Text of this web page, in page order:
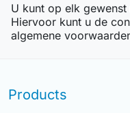
U kunt op elk
Hiervoor kunt u de
algemene
Products